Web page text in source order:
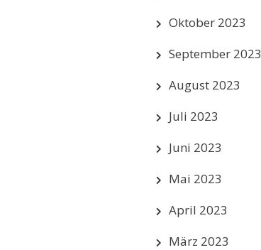
Oktober 2023
September 2023
August 2023
Juli 2023
Juni 2023
Mai 2023
April 2023
März 2023